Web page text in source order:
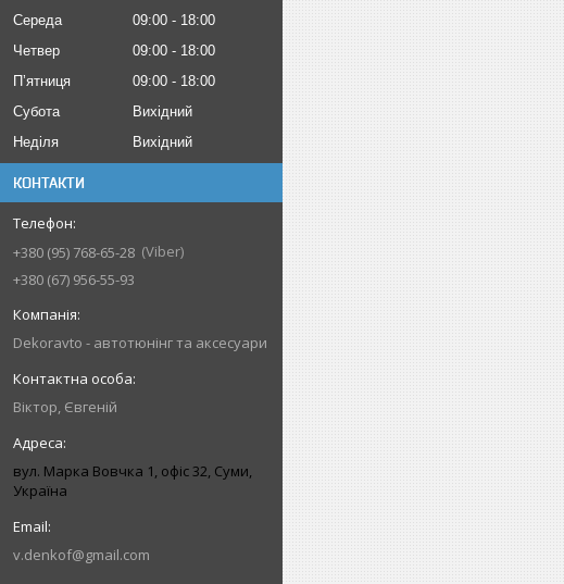
Середа
09:00
18:00
Четвер
09:00
18:00
Пʼятниця
09:00
18:00
Субота
Вихідний
Неділя
Вихідний
КОНТАКТИ
+380 (95) 768-65-28 Viber
+380 (67) 956-55-93
Dekoravto - автотюнінг та аксесуари
Віктор, Євгеній
вул. Марка Вовчка 1, офіс 32, Суми,
Україна
v.denkof@gmail.com